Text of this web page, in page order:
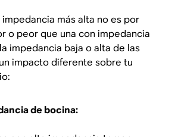
más alta no es por
o peor que una con impedancia
impedancia baja o alta de las
impacto diferente sobre tu
de bocina: